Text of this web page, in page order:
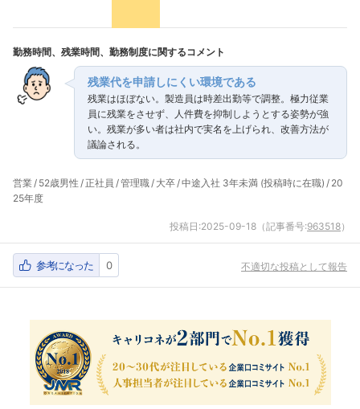
勤務時間、残業時間、勤務制度に関するコメント
残業代を申請しにくい環境である
残業はほぼない。製造員は時差出勤等で調整。極力従業
員に残業をさせず、人件費を抑制しようとする姿勢が強
い。残業が多い者は社内で実名を上げられ、改善方法が
議論される。
営業 52歳男性 正社員 管理職 大卒 中途入社 3年未満 (投稿時に在職)
20
25年度
投稿日:2025-09-18 （記事番号:963518）
参考になった 0 不適切な投稿として報告